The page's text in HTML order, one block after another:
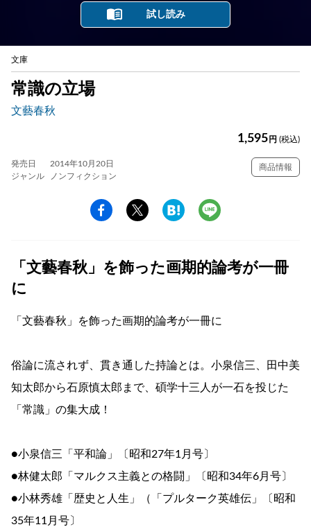
試し読み
文庫
常識の立場
文藝春秋
1,595 円 (税込)
発売日
2014年10月20日
ジャンル
ノンフィクション
商品情報
「文藝春秋」を飾った画期的論考が一冊
に
「文藝春秋」を飾った画期的論考が一冊に
俗論に流されず、貫き通した持論とは。小泉信三、田中美
知太郎から石原慎太郎まで、碩学十三人が一石を投じた
「常識」の集大成！
●小泉信三「平和論」〔昭和27年1月号〕
●林健太郎「マルクス主義との格闘」〔昭和34年6月号〕
●小林秀雄「歴史と人生」（「プルターク英雄伝」〔昭和
35年11月号〕